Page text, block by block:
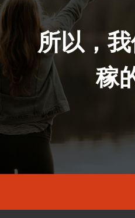
所以，
稼